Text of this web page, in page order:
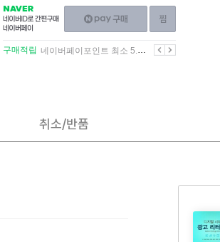
NAVER
네이버
ID로
간편구매
네이버페이
구매하기
이전
구매적립 네이버페이포인트 최소 5.5% 적립 다음
취소/반품